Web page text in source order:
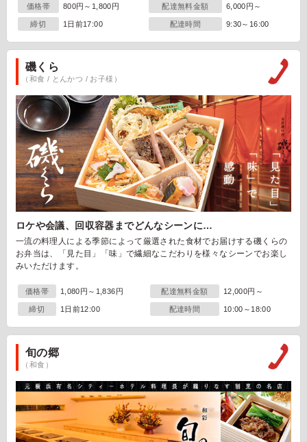
価格帯 800円～1,800円 配達無料金額 6,000円～
締切 1日前17:00 配達時間 9:30～16:00
磯くら
（和食 / とんかつ / お子様）
ロケや会議、回収容器までどんなシーンに…
一流の料理人による季節によって厳選された食材でお届けする磯くらの
お弁当は、「見た目」「味」で繊細なこだわりを様々なシーンでお楽し
みいただけます。
価格帯 1,080円～1,836円 配達無料金額 12,000円～
締切 1日前12:00 配達時間 10:00～18:00
旬の郷
（和食）